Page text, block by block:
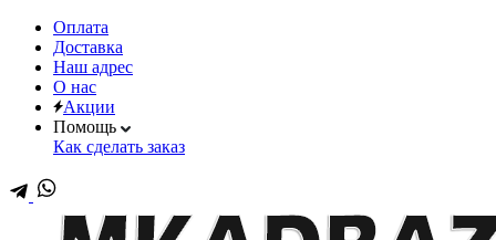
Оплата
Доставка
Наш адрес
О нас
Акции
Помощь
Как сделать заказ